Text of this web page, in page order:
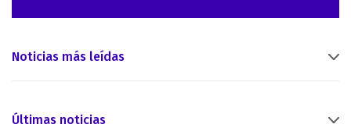
Noticias más leídas
Últimas noticias